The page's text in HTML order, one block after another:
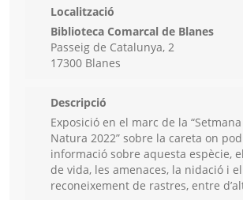
Localització
Biblioteca Comarcal de Blanes
Passeig de Catalunya, 2
17300 Blanes
Descripció
Exposició en el marc de la
Natura 2022” sobre la careta on
informació sobre aquesta espècie,
de vida, les amenaces, la nidació i el
reconeixement de rastres, entre